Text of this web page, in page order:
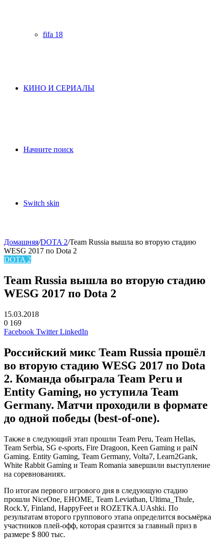
fifa 18
КИНО И СЕРИАЛЫ
Начните поиск
Switch skin
Домашняя/DOTA 2/Team Russia вышла во вторую стадию
WESG 2017 по Dota 2
DOTA 2
Team Russia вышла во вторую стадию
WESG 2017 по Dota 2
15.03.2018
0 169
Facebook Twitter LinkedIn
Российский микс Team Russia прошёл
во вторую стадию WESG 2017 по Dota
2. Команда обыграла Team Peru и
Entity Gaming, но уступила Team
Germany. Матчи проходили в формате
до одной победы (best-of-one).
Также в следующий этап прошли Team Peru, Team Hellas,
Team Serbia, SG e-sports, Fire Dragoon, Keen Gaming и paiN
Gaming. Entity Gaming, Team Germany, Volta7, Learn2Gank,
White Rabbit Gaming и Team Romania завершили выступление
на соревнованиях.
По итогам первого игрового дня в следующую стадию
прошли NiceOne, EHOME, Team Leviathan, Ultima_Thule,
Rock.Y, Finland, HappyFeet и ROZETKA.UAshki. По
результатам второго группового этапа определится восьмёрка
участников плей-офф, которая сразится за главный приз в
размере $ 800 тыс.